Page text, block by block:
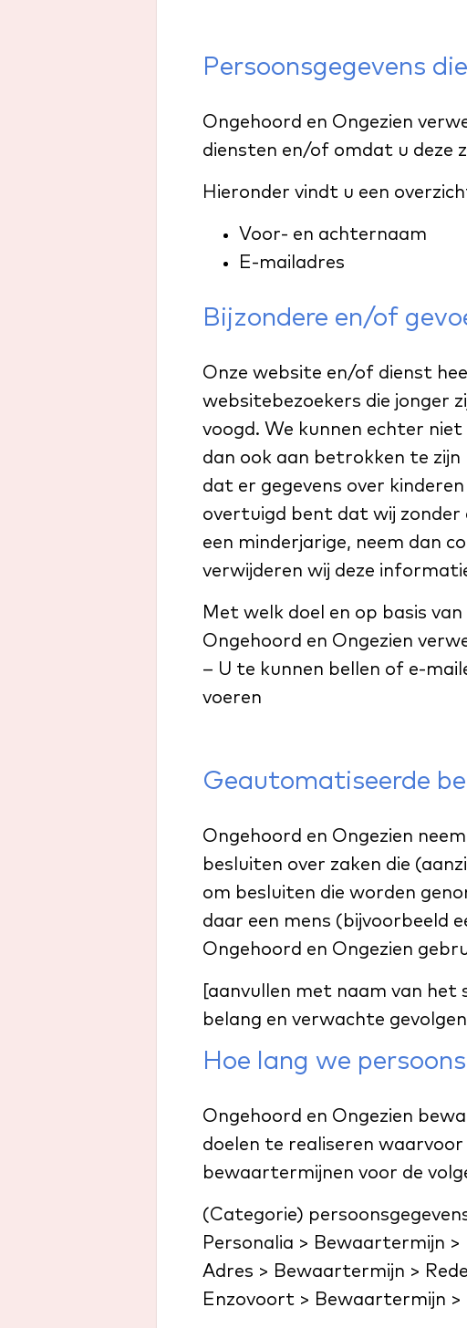
Persoonsgegevens
Ongehoord en Ongezien
diensten en/of omdat u deze
Hieronder vindt u een
Voor- en achternaam
E-mailadres
Bijzondere en/of
Onze website en/of dienst
websitebezoekers die jonger
voogd. We kunnen echter
dan ook aan betrokken te
dat er gegevens over
overtuigd bent dat wij zonder
een minderjarige, neem dan
verwijderen wij deze
Met welk doel en op basis
Ongehoord en Ongezien
– U te kunnen bellen of e-
voeren
Geautomatiseerde
Ongehoord en Ongezien
besluiten over zaken die
om besluiten die worden
daar een mens (bijvoorbeeld
Ongehoord en Ongezien
[aanvullen met naam van
belang en verwachte
Hoe lang we
Ongehoord en Ongezien
doelen te realiseren
bewaartermijnen voor de
(Categorie)
Personalia > Bewaartermijn >
Adres > Bewaartermijn >
Enzovoort > Bewaartermijn >